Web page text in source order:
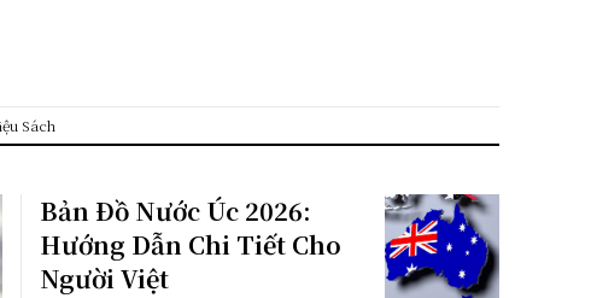
Sách
Bản Đồ Nước Úc 2026:
Hướng Dẫn Chi Tiết Cho
Người Việt